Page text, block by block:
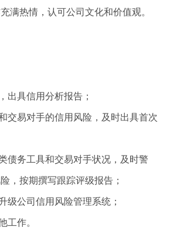
满热情，认可公司文化和价值观。
出具信用分析报告；
交易对手的信用风险，及时出具首次
债务工具和交易对手状况，及时警
，按期撰写跟踪评级报告；
级公司信用风险管理系统；
工作。